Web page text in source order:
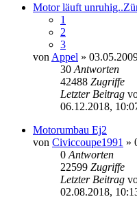
Motor läuft
1
2
3
von Appel »
30 Antworten
42488 Zugriffe
Letzter Beitrag
06.12.2018,
Motorumbau Ej2
von Civiccoupe1991 »
0 Antworten
22599 Zugriffe
Letzter Beitrag
02.08.2018,